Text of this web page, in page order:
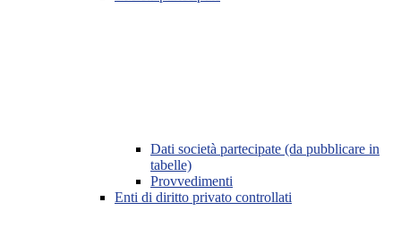
Dati società partecipate (da pubblicare in
tabelle)
Provvedimenti
Enti di diritto privato controllati